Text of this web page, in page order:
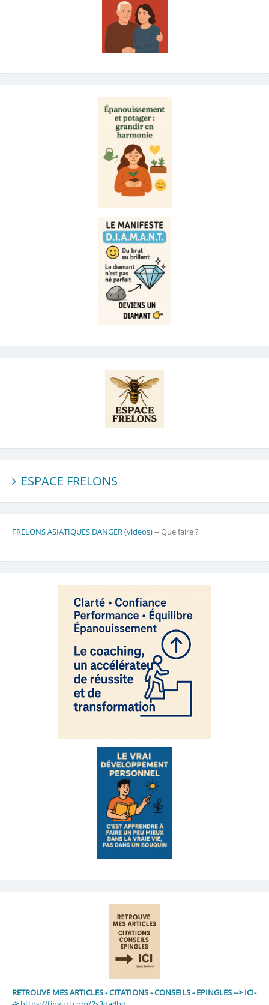
ESPACE FRELONS
FRELONS ASIATIQUES DANGER (videos)-- Que faire ?
RETROUVE MES ARTICLES - CITATIONS - CONSEILS - EPINGLES --> ICI-